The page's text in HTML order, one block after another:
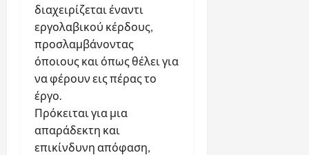
διαχειρίζεται έναντι
εργολαβικού κέρδους,
προσλαμβάνοντας
όποιους και όπως θέλει για
να φέρουν εις πέρας το
έργο.
Πρόκειται για μια
απαράδεκτη και
επικίνδυνη απόφαση,